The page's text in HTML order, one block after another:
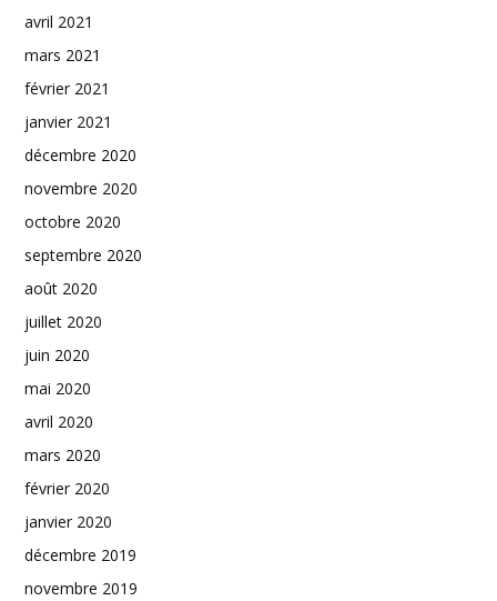
avril 2021
mars 2021
février 2021
janvier 2021
décembre 2020
novembre 2020
octobre 2020
septembre 2020
août 2020
juillet 2020
juin 2020
mai 2020
avril 2020
mars 2020
février 2020
janvier 2020
décembre 2019
novembre 2019